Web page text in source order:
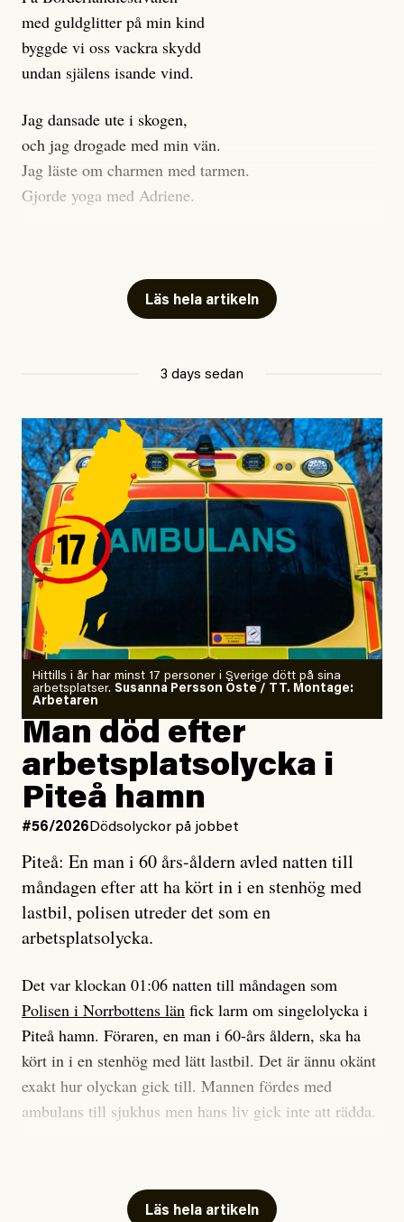
med guldglitter på min kind
byggde vi oss vackra skydd
undan själens isande vind.
Jag dansade ute i skogen,
och jag drogade med min vän.
Jag läste om charmen med tarmen.
Gjorde yoga med Adriene.
Jag gick djupt ner i mitt trauma.
Undersökte min anknytning
Att vara ekonomiskt beroende
så jag investerade allt jag ägde
i en kryptovaluta.
Jag gjorde en digital detox
för att höra tankarna snacka.
Jag letade tantrisk närhet
på kursgården Ängsbacka.
Jag är tränad i kontaktimprodans
och utbildad kaospilot.
Om läkaren säger vaccinera dig
så säger jag tvärtemot.
Jag lärde mig renovera
enligt uråldrig metod
och lade min sista ungdom
på att laga en gammal bod.
Jag sökte ljuset och meningen,
efter det som var rent, rätt och sant,
och aldrig såg jag det klarare än
när jag ombord på bussen hjälpte en tant.
#23/2026Intervjun
Jesper Lundby: ”Livet i sig
är ganska politiskt”
Läs hela artikeln
3 days sedan
Hittills i år har minst 17 personer i Sverige dött på sina
arbetsplatser. Susanna Persson Öste / TT. Montage:
Arbetaren
Man död efter
arbetsplatsolycka i
Piteå hamn
#56/2026 Dödsolyckor på jobbet
Piteå: En man i 60 års-åldern avled natten till
måndagen efter att ha kört in i en stenhög med
lastbil, polisen utreder det som en
arbetsplatsolycka.
Det var klockan 01:06 natten till måndagen som
Polisen i Norrbottens län fick larm om singelolycka i
Piteå hamn. Föraren, en man i 60-års åldern, ska ha
kört in i en stenhög med lätt lastbil. Det är ännu okänt
exakt hur olyckan gick till. Mannen fördes med
ambulans till sjukhus men hans liv gick inte att rädda.
platsen, säger Elis Brännström, RLC-befäl på polisens
Läs hela artikeln